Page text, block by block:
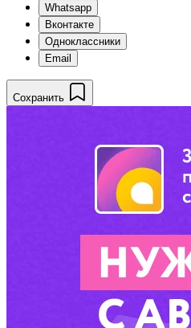
Whatsapp
Вконтакте
Одноклассники
Email
Сохранить